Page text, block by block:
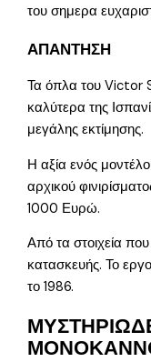
του σημερα
ΑΠΑΝΤΗΣΗ
Τα όπλα του Victor
καλύτερα της
μεγάλης εκτίμησης.
Η αξία ενός
αρχικού
1000 Ευρώ.
Από τα στοιχεία που
κατασκευής. Το
το 1986.